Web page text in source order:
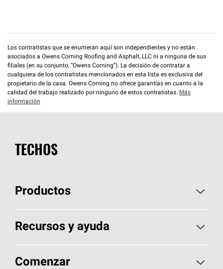
Los contratistas que se enumeran aquí son independientes y no están
asociados a Owens Corning Roofing and Asphalt, LLC ni a ninguna de sus
filiales (en su conjunto, “Owens Corning”). La decisión de contratar a
cualquiera de los contratistas mencionados en esta lista es exclusiva del
propietario de la casa. Owens Corning no ofrece garantías en cuanto a la
calidad del trabajo realizado por ninguno de estos contratistas. Más
información
TECHOS
Productos
Elija sus tejas
Encuentre un contratista
Recursos y ayuda
Aspectos básicos sobre techos
Comenzar